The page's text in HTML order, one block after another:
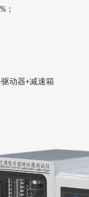
；
驱动器+减速箱